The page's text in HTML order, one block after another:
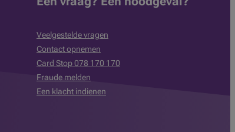
Veelgestelde vragen
Contact opnemen
Card Stop 078 170 170
Fraude melden
Een klacht indienen